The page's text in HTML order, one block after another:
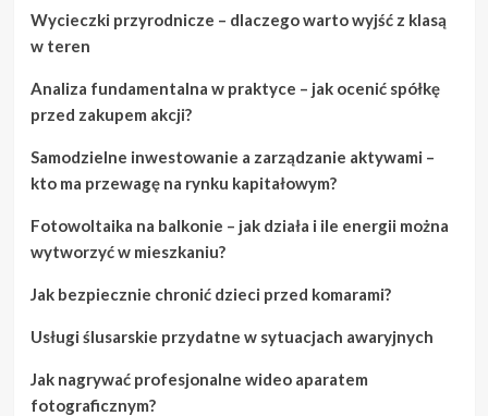
Wycieczki przyrodnicze – dlaczego warto wyjść z klasą
w teren
Analiza fundamentalna w praktyce – jak ocenić spółkę
przed zakupem akcji?
Samodzielne inwestowanie a zarządzanie aktywami –
kto ma przewagę na rynku kapitałowym?
Fotowoltaika na balkonie – jak działa i ile energii można
wytworzyć w mieszkaniu?
Jak bezpiecznie chronić dzieci przed komarami?
Usługi ślusarskie przydatne w sytuacjach awaryjnych
Jak nagrywać profesjonalne wideo aparatem
fotograficznym?